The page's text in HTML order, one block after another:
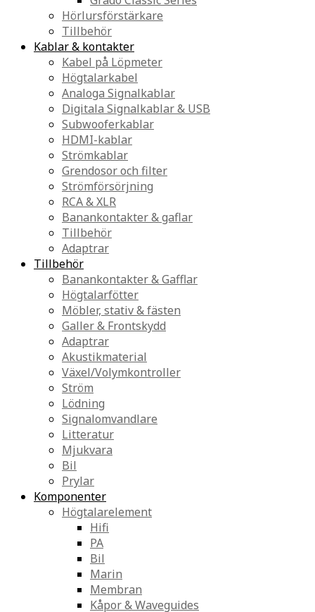
Hörlursförstärkare
Tillbehör
Kablar & kontakter
Kabel på Löpmeter
Högtalarkabel
Analoga Signalkablar
Digitala Signalkablar & USB
Subwooferkablar
HDMI-kablar
Strömkablar
Grendosor och filter
Strömförsörjning
RCA & XLR
Banankontakter & gaflar
Tillbehör
Adaptrar
Tillbehör
Banankontakter & Gafflar
Högtalarfötter
Möbler, stativ & fästen
Galler & Frontskydd
Adaptrar
Akustikmaterial
Växel/Volymkontroller
Ström
Lödning
Signalomvandlare
Litteratur
Mjukvara
Bil
Prylar
Komponenter
Högtalarelement
Hifi
PA
Bil
Marin
Membran
Kåpor & Waveguides